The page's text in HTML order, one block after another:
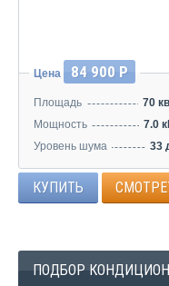
Цена 84 900 Р
Площадь
70
Мощность
7.0
Уровень шума
33
КУПИТЬ
ПОДБОР